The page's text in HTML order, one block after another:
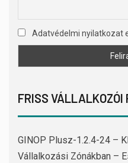
Adatvédelmi nyilatkozat
FRISS VÁLLALKOZÓI
GINOP Plusz-1.2.4-24 –
Vállalkozási Zónákban –